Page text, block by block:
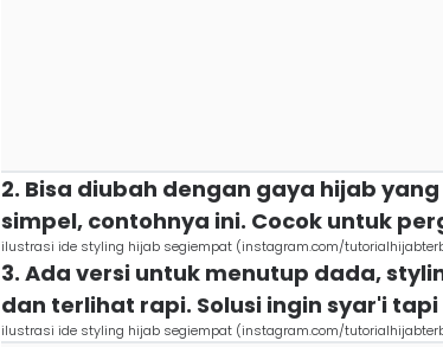
2. Bisa diubah dengan gaya hijab
simpel, contohnya ini. Cocok untuk
ilustrasi ide styling hijab segiempat (instagram.com/
3. Ada versi untuk menutup dada,
dan terlihat rapi. Solusi ingin syar'i
ilustrasi ide styling hijab segiempat (instagram.com/